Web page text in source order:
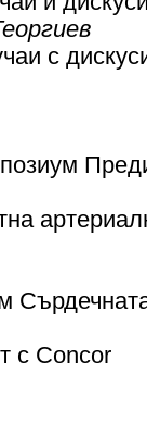
с
с Concor